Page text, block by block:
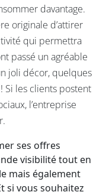
davantage.
originale d’attirer
qui permettra
passé un agréable
joli décor, quelques
Si les clients postent
l’entreprise
ses offres
visibilité tout en
mais également
si vous souhaitez